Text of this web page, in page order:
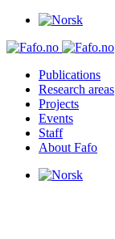
Publications
Research areas
Projects
Events
Staff
About Fafo